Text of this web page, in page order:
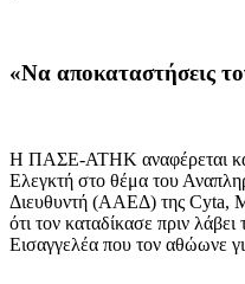
«Να αποκαταστήσεις
Η ΠΑΣΕ-ΑΤΗΚ αναφέρεται
Ελεγκτή στο θέμα του
Διευθυντή (ΑΑΕΔ) της Cyta,
ότι τον καταδίκασε πριν
Εισαγγελέα που τον αθώωνε